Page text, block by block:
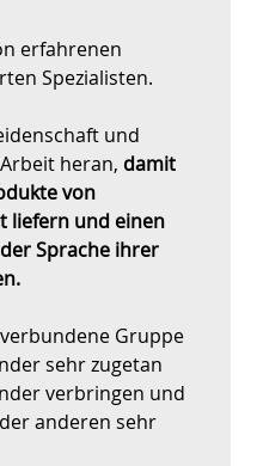
erfahrenen
Spezialisten.
und
heran, damit
von
liefern und einen
Sprache ihrer
Gruppe
sehr zugetan
verbringen und
anderen sehr